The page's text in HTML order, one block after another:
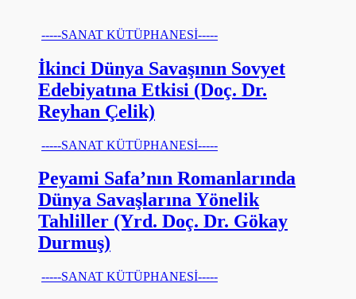
-----SANAT KÜTÜPHANESİ-----
İkinci Dünya Savaşının Sovyet
Edebiyatına Etkisi (Doç. Dr.
Reyhan Çelik)
-----SANAT KÜTÜPHANESİ-----
Peyami Safa’nın Romanlarında
Dünya Savaşlarına Yönelik
Tahliller (Yrd. Doç. Dr. Gökay
Durmuş)
-----SANAT KÜTÜPHANESİ-----